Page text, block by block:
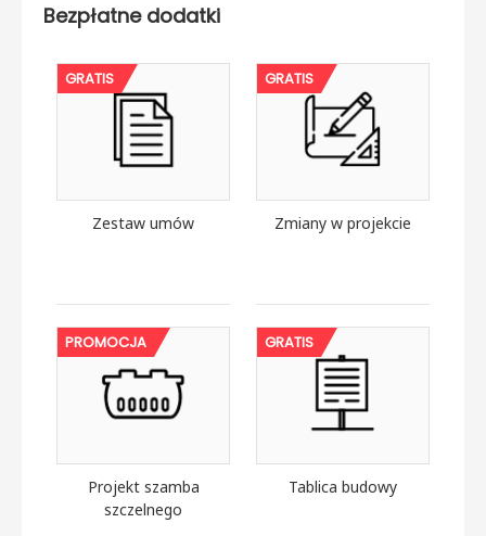
Bezpłatne dodatki
GRATIS
Zestaw umów
GRATIS
Zmiany w projekcie
PROMOCJA
Projekt szamba
szczelnego
GRATIS
Tablica budowy